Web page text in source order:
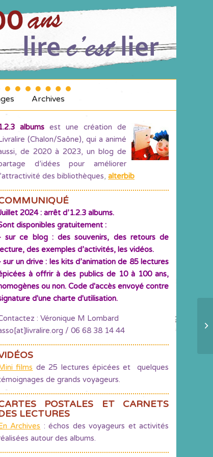
Archives
albums est une création de
(Chalon/Saône), qui a animé
de 2020 à 2023, un blog de
d’idées pour améliorer
des bibliothèques, alterbib
2024 : arrêt d’1.2.3 albums.
disponibles gratuitement :
sur ce blog : des souvenirs, des retours de
des exemples d’activités, les vidéos.
sur un drive : les kits d’animation de 85 lectures
à offrir à des publics de 10 à 100 ans,
ou non. Code d'accès envoyé contre
d'une charte d'utilisation.
: Véronique M Lombard
/ 06 68 38 14 44
films de 25 lectures épicées et quelques
de grands voyageurs.
POSTALES ET CARNETS
LECTURES
Archives : échos des voyageurs et activités
autour des albums.
8